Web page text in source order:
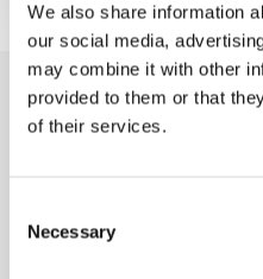
We also share information
our social media,
may combine it with other
provided to them or that
of their services.
Selection
Necessary
Produits